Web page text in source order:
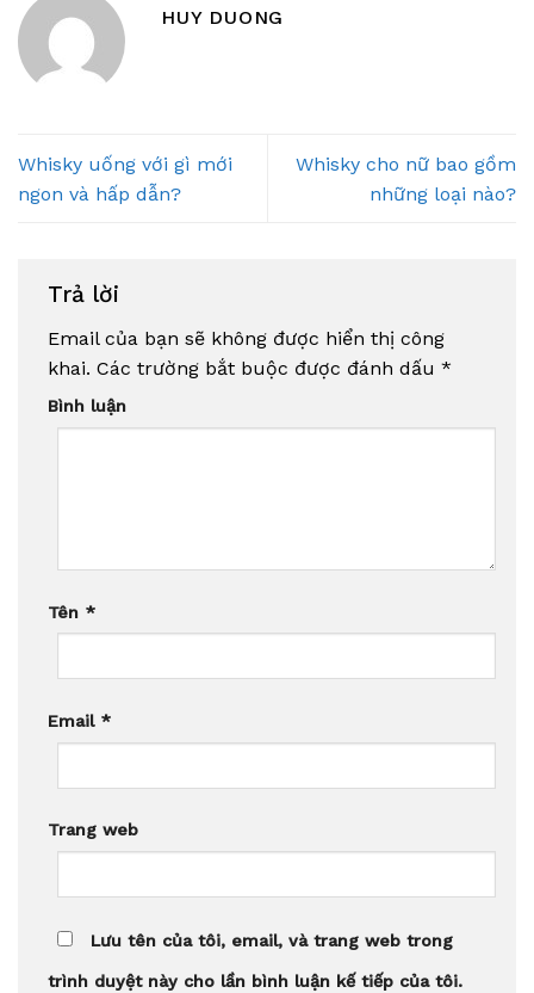
HUY DUONG
Whisky uống với gì mới
ngon và hấp dẫn?
Whisky cho nữ bao gồm
những loại nào?
Trả lời
Email của bạn sẽ không được hiển thị công
khai. Các trường bắt buộc được đánh dấu *
Bình luận
Tên *
Email *
Trang web
Lưu tên của tôi, email, và trang web trong
trình duyệt này cho lần bình luận kế tiếp của tôi.